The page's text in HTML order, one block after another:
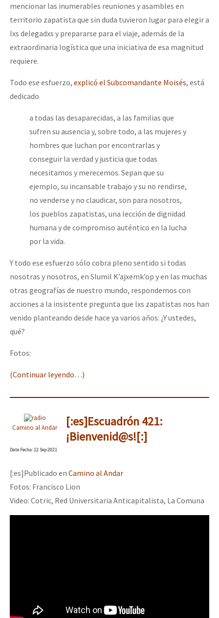
mencionar las inumerables reuniones y asambles en
territorio zapatista que sin duda tuvieron lugar para elegir a
lxs delegadxs y prepararse para el viaje, además de la
extraordinaria logística que una iniciativa de esa magnitud
requiere.
Todo ese esfuerzo, explicó el Subcomandante Moisés, está
dedicado
a todas las desaparecidas, a las familias que
sufren su ausencia y, sobre todo, a las mujeres y
hombres que luchan por encontrarlas y
conseguir la verdad y justicia que todas
necesitamos y merecemos. Sepan que su
ejemplo, su incansable trabajo y su no rendirse,
no venderse y no claudicar, son para nosotros,
los pueblos zapatistas, una lección de dignidad
humana y de compromiso auténtico en la lucha
por la vida.
Y todo ese esfuerzo sólo cobra pleno sentido si todas
nosotras y nosotros, en Slumil K’ajxemk’op y en las muchas
otras geografías de nuestro mundo, respondemos con
acciones a la insistente pregunta que lxs zapatistas nos han
venido planteando desde hace ya varios años: ¿Y ustedes,
qué?
Fotos:
(Continuar leyendo…)
Camino al Andar
[:es]Escuadrón 421:
¡Bienvenid@s![:]
DateFecha: 12 Sep 2021
[:es]Publicado en Camino al Andar
Fotos: Francisco Lion
Video: Cotric, Red Universitaria Anticapitalista, La Comuna